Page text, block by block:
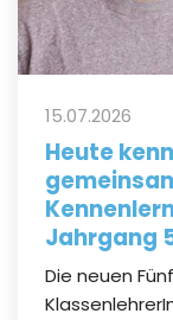
15.07.2026
Heute
Jahrgang
Die neuen